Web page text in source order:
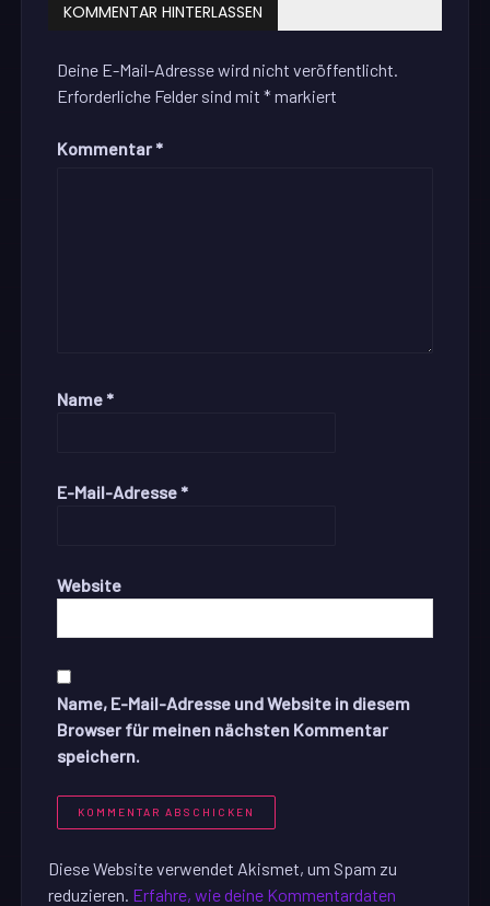
KOMMENTAR HINTERLASSEN
Deine E-Mail-Adresse wird nicht veröffentlicht.
Erforderliche Felder sind mit*markiert
Kommentar *
Name *
E-Mail-Adresse *
Website
Name, E-Mail-Adresse und Website in diesem
Browser für meinen nächsten Kommentar
speichern.
Diese Website verwendet Akismet, um Spam zu
reduzieren. Erfahre, wie deine Kommentardaten